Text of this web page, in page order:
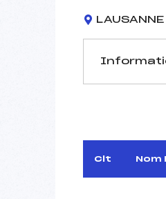
LAUSANNE
D.T Adjoint :
Dir. Epreuve :
Clt Nom